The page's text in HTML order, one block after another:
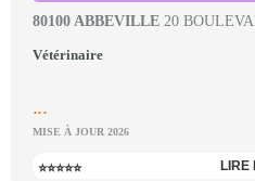
80100 ABBEVILLE 20
Vétérinaire
...
MISE À JOUR 2026
⭐⭐⭐⭐⭐ LIRE